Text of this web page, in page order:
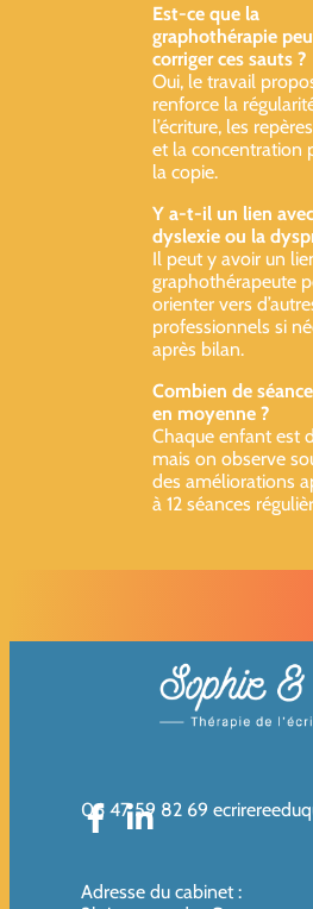
Est-ce que la
graphothérapie
corriger ces sauts ?
Oui, le travail
renforce la
l’écriture, les
et la concentration
la copie.
Y a-t-il un lien
dyslexie ou la
Il peut y avoir un
graphothérapeute
orienter vers
professionnels si
après bilan.
Combien de
en moyenne ?
Chaque enfant est
mais on observe
des améliorations
à 12 séances
06 47 59 82 69
Adresse du cabinet :